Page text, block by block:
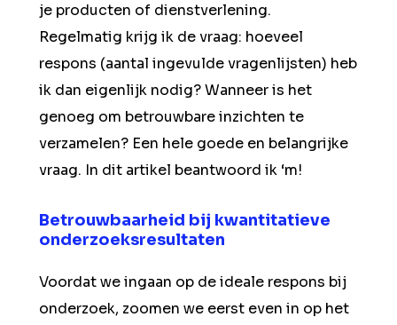
je producten of dienstverlening.
Regelmatig krijg ik de vraag: hoeveel
respons (aantal ingevulde vragenlijsten) heb
ik dan eigenlijk nodig? Wanneer is het
genoeg om betrouwbare inzichten te
verzamelen? Een hele goede en belangrijke
vraag. In dit artikel beantwoord ik ‘m!
Betrouwbaarheid bij kwantitatieve
onderzoeksresultaten
Voordat we ingaan op de ideale respons bij
onderzoek, zoomen we eerst even in op het